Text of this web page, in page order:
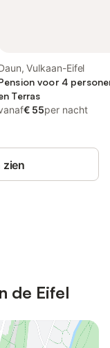
Vulkaan-Eifel
voor 4
Terras
€ 55per nacht
zien
de Eifel